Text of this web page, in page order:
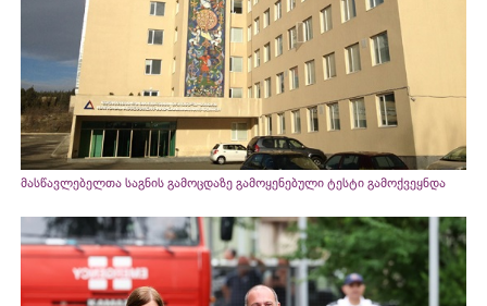
მასწავლებელთა საგნის გამოცდაზე გამოყენებული ტესტი გამოქვეყნდა